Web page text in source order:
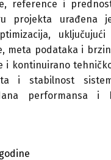
reference i
projekta urađena
uključujući
meta podataka i
i kontinuirano
i stabilnost
performansa i